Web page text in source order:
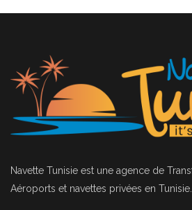
Navette Tunisie est une agence de
Aéroports et navettes privées en Tunisie.